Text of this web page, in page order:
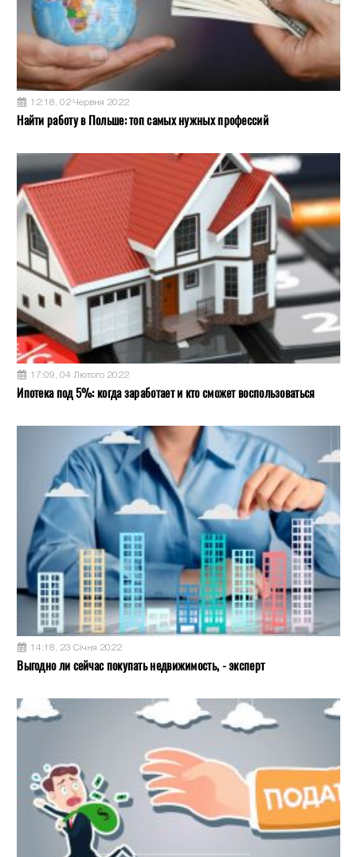
12:18, 02 Червня 2022
Найти работу в Польше: топ самых нужных профессий
17:09, 04 Лютого 2022
Ипотека под 5%: когда заработает и кто сможет воспользоваться
14:18, 23 Січня 2022
Выгодно ли сейчас покупать недвижимость, - эксперт